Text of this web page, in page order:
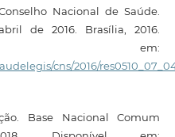
Nacional de Saúde.
de 2016. Brasília, 2016.
em:
cns/2016/
Base Nacional Comum